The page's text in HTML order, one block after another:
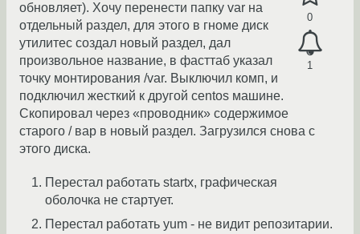
0
1
обновляет). Хочу перенести папку var на
отдельный раздел, для этого в гноме диск
утилитес создал новый раздел, дал
произвольное название, в фасттаб указал
точку монтирования /var. Выключил комп, и
подключил жесткий к другой centos машине.
Скопировал через «проводник» содержимое
старого / вар в новый раздел. Загрузился снова с
этого диска.
Перестал работать startx, графическая
оболочка не стартует.
Перестал работать yum - не видит репозитарии.